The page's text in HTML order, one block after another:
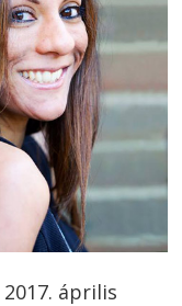
április